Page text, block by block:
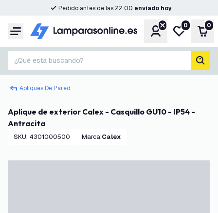
Pedido antes de las 22:00 enviado hoy
Menú CuentaMi lista de
0 0
¿Qué está buscando?
Apliques De Pared
Aplique de exterior Calex - Casquillo GU10 - IP54 -
Antracita
SKU: 4301000500 Marca: Calex